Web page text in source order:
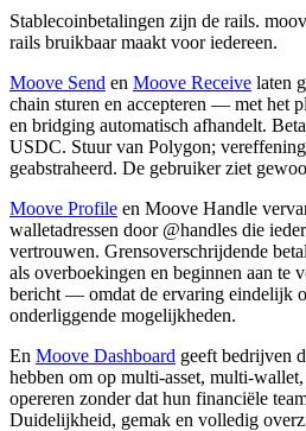
Stablecoinbetalingen zijn de rails.
rails bruikbaar maakt voor iedereen.
Moove Send en Moove Receive laten
chain sturen en accepteren — met het
en bridging automatisch afhandelt.
USDC. Stuur van Polygon;
geabstraheerd. De gebruiker ziet
Moove Profile en Moove Handle
walletadressen door @handles die
vertrouwen. Grensoverschrijdende
als overboekingen en beginnen aan te
bericht — omdat de ervaring eindelijk
onderliggende mogelijkheden.
En Moove Dashboard geeft bedrijven
hebben om op multi-asset, multi-
opereren zonder dat hun financiële
Duidelijkheid, gemak en volledig